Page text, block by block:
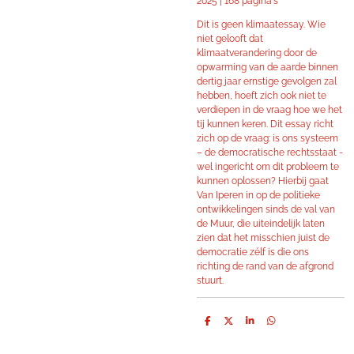
Dit is geen klimaatessay. Wie
niet gelooft dat
klimaatverandering door de
opwarming van de aarde binnen
dertig jaar ernstige gevolgen zal
hebben, hoeft zich ook niet te
verdiepen in de vraag hoe we het
tij kunnen keren. Dit essay richt
zich op de vraag: is ons systeem
– de democratische rechtsstaat -
wel ingericht om dit probleem te
kunnen oplossen? Hierbij gaat
Van Iperen in op de politieke
ontwikkelingen sinds de val van
de Muur, die uiteindelijk laten
zien dat het misschien juist de
democratie zélf is die ons
richting de rand van de afgrond
stuurt.
D
D
S
D